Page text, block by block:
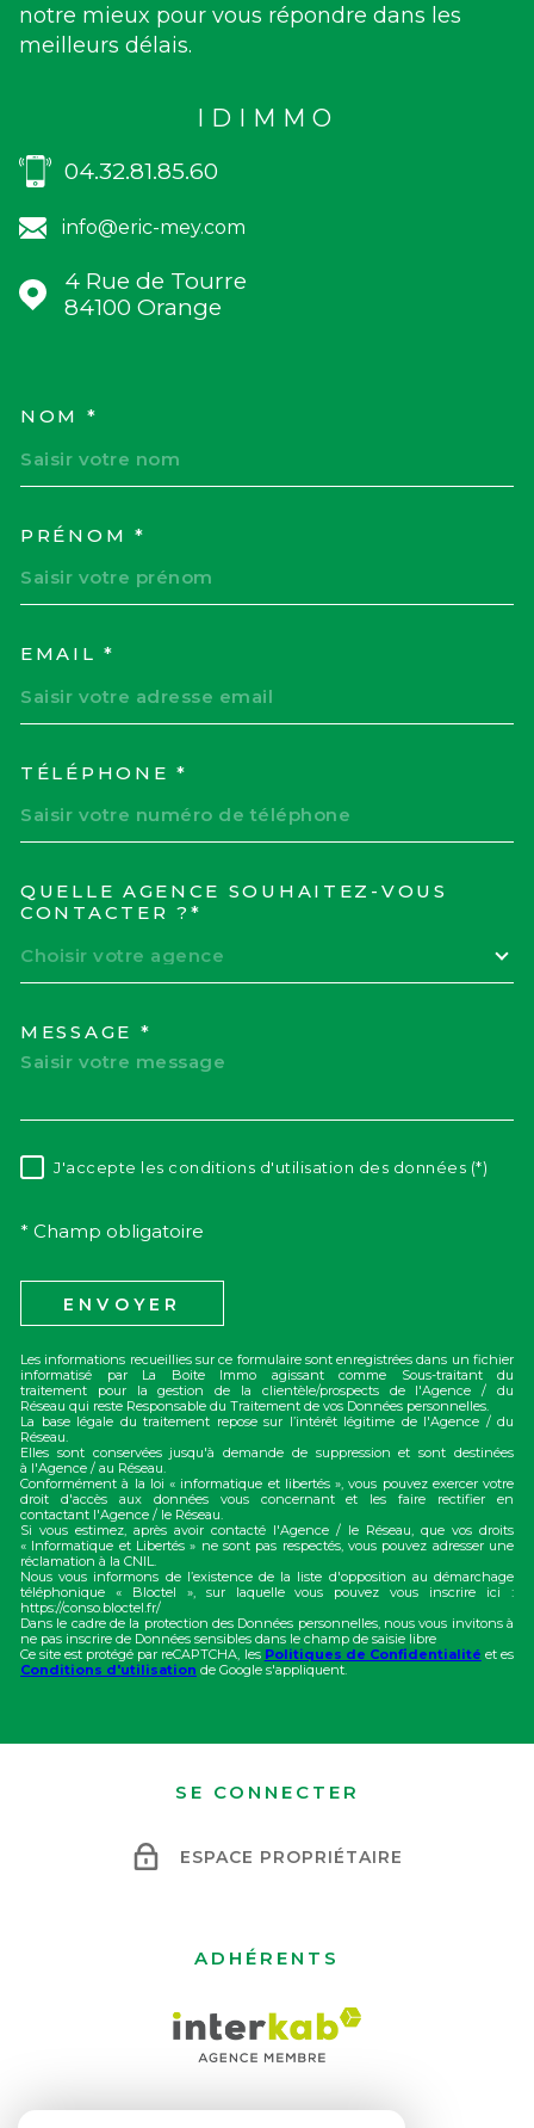
notre mieux pour vous répondre dans les
meilleurs délais.
IDIMMO
04.32.81.85.60
info@eric-mey.com
4 Rue de Tourre
84100
Orange
NOM *
PRÉNOM *
EMAIL *
TÉLÉPHONE *
QUELLE AGENCE SOUHAITEZ-VOUS
CONTACTER ?*
Choisir votre agence
MESSAGE *
RÈGLEMENTATION
J'accepte les conditions d'utilisation des données (*)
* Champ obligatoire
ENVOYER
Les informations recueillies sur ce formulaire sont enregistrées dans un fichier
informatisé par La Boite Immo agissant comme Sous-traitant du
traitement pour la gestion de la clientèle/prospects de l'Agence / du
Réseau qui reste Responsable du Traitement de vos Données personnelles.
La base légale du traitement repose sur l’intérêt légitime de l'Agence / du
Réseau.
Elles sont conservées jusqu'à demande de suppression et sont destinées
à l'Agence / au Réseau.
Conformément à la loi « informatique et libertés », vous pouvez exercer votre
droit d'accès aux données vous concernant et les faire rectifier en
contactant l'Agence / le Réseau.
Si vous estimez, après avoir contacté l'Agence / le Réseau, que vos droits
« Informatique et Libertés » ne sont pas respectés, vous pouvez adresser une
réclamation à la CNIL.
Nous vous informons de l’existence de la liste d'opposition au démarchage
téléphonique « Bloctel », sur laquelle vous pouvez vous inscrire ici :
https://conso.bloctel.fr/
Dans le cadre de la protection des Données personnelles, nous vous invitons à
ne pas inscrire de Données sensibles dans le champ de saisie libre
Ce site est protégé par reCAPTCHA, les Politiques de Confidentialité et es
Conditions d'utilisation de Google s'appliquent.
SE CONNECTER
ESPACE PROPRIÉTAIRE
ADHÉRENTS